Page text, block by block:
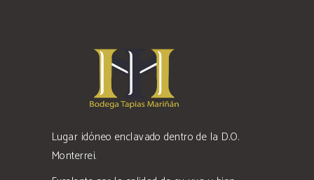
Lugar idóneo enclavado dentro de la D.O.
Monterrei.